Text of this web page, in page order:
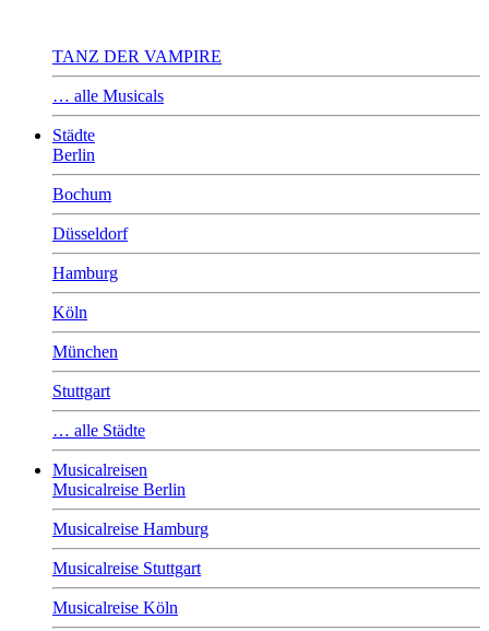
TANZ DER VAMPIRE
… alle Musicals
Städte
Berlin
Bochum
Düsseldorf
Hamburg
Köln
München
Stuttgart
… alle Städte
Musicalreisen
Musicalreise Berlin
Musicalreise Hamburg
Musicalreise Stuttgart
Musicalreise Köln